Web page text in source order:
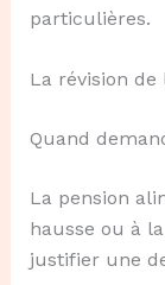
particulières.
La révision
Quand
La pension
hausse ou à
justifier une